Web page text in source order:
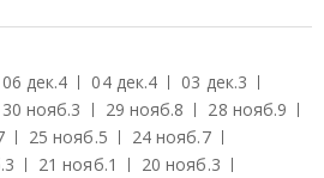
06 дек.4 04 дек.4 03 дек.3
30 нояб.3 29 нояб.8 28 нояб.9
25 нояб.5 24 нояб.7
3 21 нояб.1 20 нояб.3